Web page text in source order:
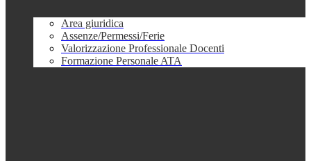
Area giuridica
Assenze/Permessi/Ferie
Valorizzazione Professionale Docenti
Formazione Personale ATA